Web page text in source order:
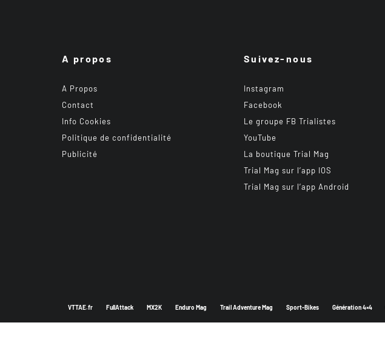
A propos
A Propos
Contact
Info Cookies
Politique de confidentialité
Publicité
Suivez-nous
Instagram
Facebook
Le groupe FB Trialistes
YouTube
La boutique Trial Mag
Trial Mag sur l’app IOS
Trial Mag sur l’app Android
VTTAE.fr FullAttack MX2K Enduro Mag Trail Adventure Mag Sport-Bikes Génération 4×4